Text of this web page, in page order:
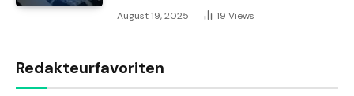
August 19, 2025 19 Views
Redakteurfavoriten